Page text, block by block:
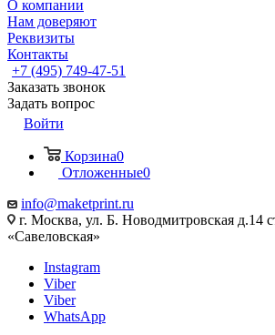
О компании
Нам доверяют
Реквизиты
Контакты
+7 (495) 749-47-51
Заказать звонок
Задать вопрос
Войти
Корзина0
Отложенные0
info@maketprint.ru
г. Москва, ул. Б. Новодмитровская д.14
«Савеловская»
Instagram
Viber
Viber
WhatsApp